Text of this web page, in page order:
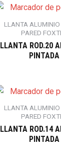
LLANTA
PARED
LLANTA ROD.20
PINTADA
LLANTA
PARED
LLANTA ROD.14
PINTADA